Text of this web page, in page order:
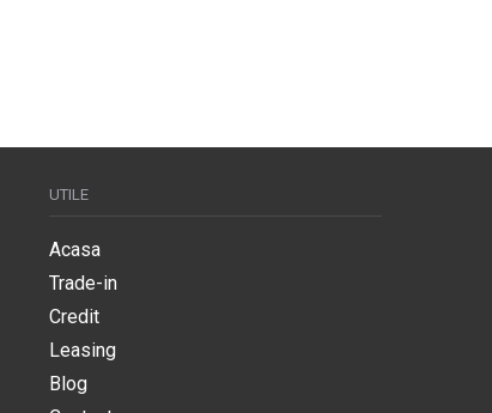
UTILE
Acasa
Trade-in
Credit
Leasing
Blog